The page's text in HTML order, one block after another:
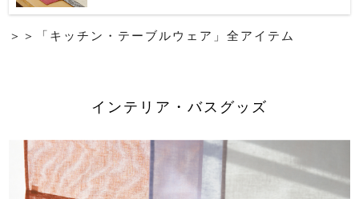
＞＞「キッチン・テーブルウェア」全アイテム
インテリア・バスグッズ